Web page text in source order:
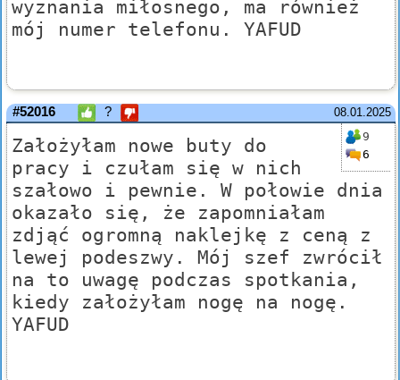
wyznania miłosnego, ma również
mój numer telefonu. YAFUD
08.01.2025
#52016 ?
9
6
Założyłam nowe buty do
pracy i czułam się w nich
szałowo i pewnie. W połowie dnia
okazało się, że zapomniałam
zdjąć ogromną naklejkę z ceną z
lewej podeszwy. Mój szef zwrócił
na to uwagę podczas spotkania,
kiedy założyłam nogę na nogę.
YAFUD